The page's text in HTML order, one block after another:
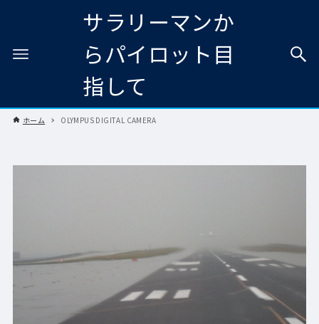
サラリーマンか
らパイロット目
指して
ホーム OLYMPUS DIGITAL CAMERA